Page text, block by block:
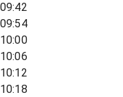
09:42
09:54
10:00
10:06
10:12
10:18